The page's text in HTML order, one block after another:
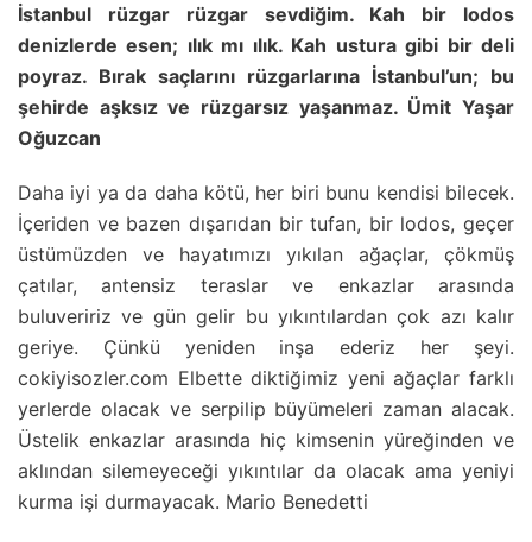
İstanbul rüzgar rüzgar sevdiğim. Kah bir lodos
denizlerde esen; ılık mı ılık. Kah ustura gibi bir deli
poyraz. Bırak saçlarını rüzgarlarına İstanbul’un; bu
şehirde aşksız ve rüzgarsız yaşanmaz. Ümit Yaşar
Oğuzcan
Daha iyi ya da daha kötü, her biri bunu kendisi bilecek.
İçeriden ve bazen dışarıdan bir tufan, bir lodos, geçer
üstümüzden ve hayatımızı yıkılan ağaçlar, çökmüş
çatılar, antensiz teraslar ve enkazlar arasında
buluveririz ve gün gelir bu yıkıntılardan çok azı kalır
geriye. Çünkü yeniden inşa ederiz her şeyi.
cokiyisozler.com Elbette diktiğimiz yeni ağaçlar farklı
yerlerde olacak ve serpilip büyümeleri zaman alacak.
Üstelik enkazlar arasında hiç kimsenin yüreğinden ve
aklından silemeyeceği yıkıntılar da olacak ama yeniyi
kurma işi durmayacak. Mario Benedetti